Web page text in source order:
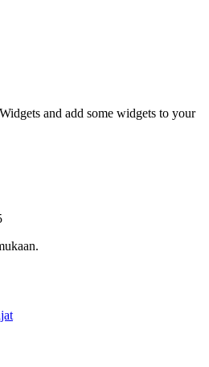
and add some widgets to your